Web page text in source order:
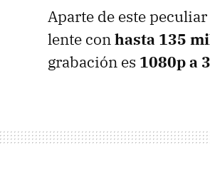
Aparte de este
lente con hasta 135
grabación es 1080p a